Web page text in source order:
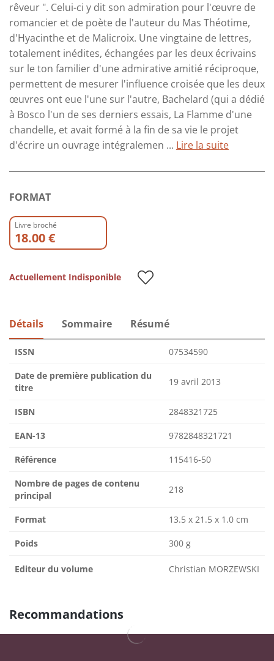
rêveur ". Celui-ci y dit son admiration pour l'œuvre de
romancier et de poète de l'auteur du Mas Théotime,
d'Hyacinthe et de Malicroix. Une vingtaine de lettres,
totalement inédites, échangées par les deux écrivains
sur le ton familier d'une admirative amitié réciproque,
permettent de mesurer l'influence croisée que les deux
œuvres ont eue l'une sur l'autre, Bachelard (qui a dédié
à Bosco l'un de ses derniers essais, La Flamme d'une
chandelle, et avait formé à la fin de sa vie le projet
d'écrire un ouvrage intégralemen ... Lire la suite
FORMAT
Livre broché
18.00 €
Actuellement Indisponible
Détails Sommaire Résumé
ISSN 07534590
Date de première publication du
titre
19 avril 2013
ISBN 2848321725
EAN-13 9782848321721
Référence 115416-50
Nombre de pages de contenu
principal
218
Format 13.5 x 21.5 x 1.0 cm
Poids 300 g
Editeur du volume Christian MORZEWSKI
Recommandations